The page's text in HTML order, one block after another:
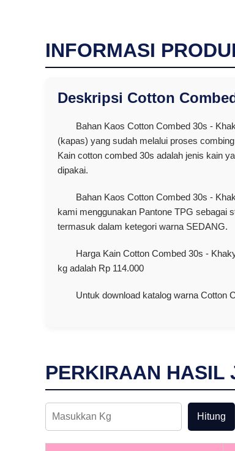
INFORMASI
Deskripsi Cotton
Bahan Kaos Cotton Combed 30s -
(kapas) yang sudah melalui proses
Kain cotton combed 30s adalah jenis kain
dipakai.
Bahan Kaos Cotton Combed 30s -
kami menggunakan Pantone TPG sebagai
termasuk dalam ketegori warna SEDANG.
Harga Kain Cotton Combed 30s -
kg adalah Rp 114.000
Untuk download katalog warna Cotton
PERKIRAAN HASIL
Hitung